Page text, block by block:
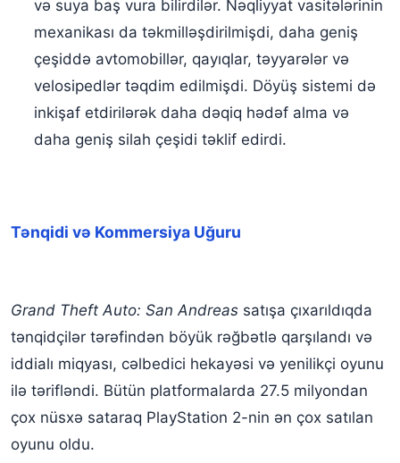
və suya baş vura bilirdilər. Nəqliyyat vasitələrinin
mexanikası da təkmilləşdirilmişdi, daha geniş
çeşiddə avtomobillər, qayıqlar, təyyarələr və
velosipedlər təqdim edilmişdi. Döyüş sistemi də
inkişaf etdirilərək daha dəqiq hədəf alma və
daha geniş silah çeşidi təklif edirdi.
Tənqidi və Kommersiya Uğuru
Grand Theft Auto: San Andreas satışa çıxarıldıqda
tənqidçilər tərəfindən böyük rəğbətlə qarşılandı və
iddialı miqyası, cəlbedici hekayəsi və yenilikçi oyunu
ilə tərifləndi. Bütün platformalarda 27.5 milyondan
çox nüsxə sataraq PlayStation 2-nin ən çox satılan
oyunu oldu.